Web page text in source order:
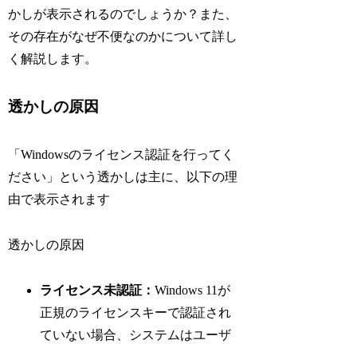
かしが表示されるのでしょうか？また、
その存在がなぜ不便なのかについて詳し
く解説します。
透かしの原因
「Windowsのライセンス認証を行ってく
ださい」という透かしは主に、以下の理
由で表示されます
透かしの原因
ライセンス未認証：Windows 11が
正規のライセンスキーで認証され
ていない場合、システムはユーザ